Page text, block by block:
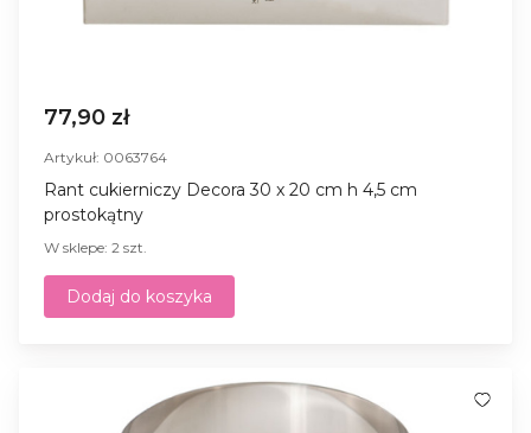
77,90 zł
Artykuł: 0063764
Rant cukierniczy Decora 30 x 20 cm h 4,5 cm
prostokątny
W sklepe: 2 szt.
Dodaj do koszyka